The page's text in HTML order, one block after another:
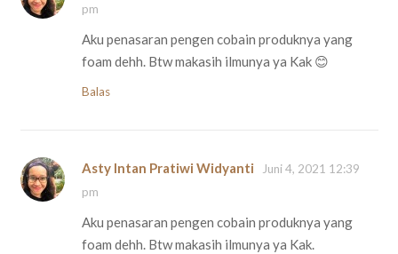
pm
Aku penasaran pengen cobain produknya yang
foam dehh. Btw makasih ilmunya ya Kak 😊
Balas
Asty Intan Pratiwi Widyanti
Juni 4, 2021 12:39
pm
Aku penasaran pengen cobain produknya yang
foam dehh. Btw makasih ilmunya ya Kak.